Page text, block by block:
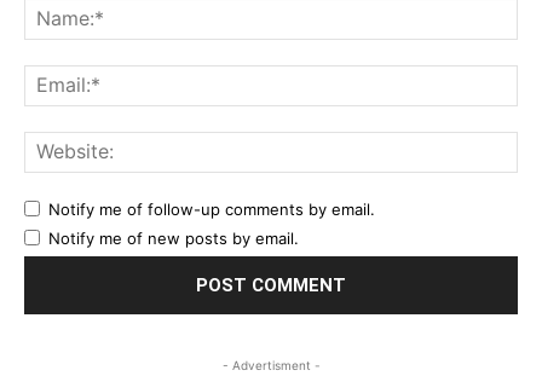
Notify me of follow-up comments by email.
Notify me of new posts by email.
- Advertisment -